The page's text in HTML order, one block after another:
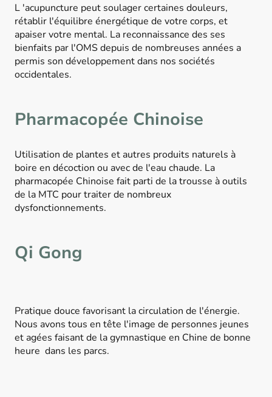
L 'acupuncture peut soulager certaines douleurs,
rétablir l'équilibre énergétique de votre corps, et
apaiser votre mental. La reconnaissance des ses
bienfaits par l'OMS depuis de nombreuses années a
permis son développement dans nos sociétés
occidentales.
Pharmacopée Chinoise
Utilisation de plantes et autres produits naturels à
boire en décoction ou avec de l'eau chaude. La
pharmacopée Chinoise fait parti de la trousse à outils
de la MTC pour traiter de nombreux
dysfonctionnements.
Qi Gong
Pratique douce favorisant la circulation de l'énergie.
Nous avons tous en tête l'image de personnes jeunes
et agées faisant de la gymnastique en Chine de bonne
heure dans les parcs.